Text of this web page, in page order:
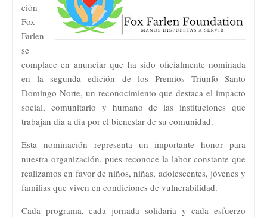
ción
Fox
Farlen
se
complace en anunciar que ha sido oficialmente nominada
en la segunda edición de los Premios Triunfo Santo
Domingo Norte, un reconocimiento que destaca el impacto
social, comunitario y humano de las instituciones que
trabajan día a día por el bienestar de su comunidad.
Esta nominación representa un importante honor para
nuestra organización, pues reconoce la labor constante que
realizamos en favor de niños, niñas, adolescentes, jóvenes y
familias que viven en condiciones de vulnerabilidad.
Cada programa, cada jornada solidaria y cada esfuerzo